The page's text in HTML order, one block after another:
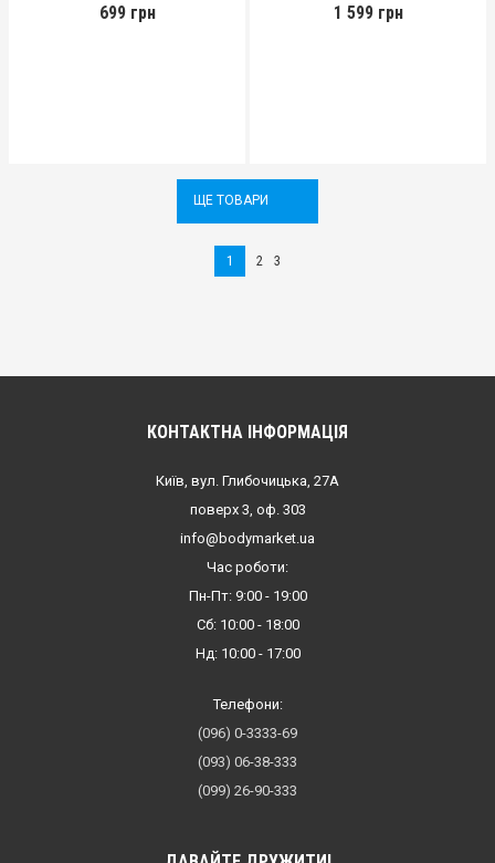
699 грн 1 599 грн
ЩЕ ТОВАРИ
1 2 3
КОНТАКТНА ІНФОРМАЦІЯ
Київ, вул. Глибочицька, 27А
поверх 3, оф. 303
info@bodymarket.ua
Час роботи:
Пн-Пт: 9:00 - 19:00
Сб: 10:00 - 18:00
Нд: 10:00 - 17:00
Телефони:
(096) 0-3333-69
(093) 06-38-333
(099) 26-90-333